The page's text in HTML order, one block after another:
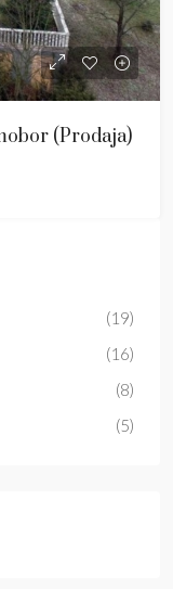
(prodaja)
(19)
(16)
(8)
(5)